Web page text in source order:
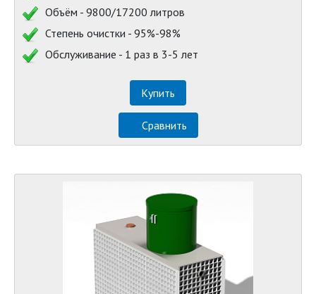
Объём - 9800/17200 литров
Степень очистки - 95%-98%
Обслуживание - 1 раз в 3-5 лет
Купить
Сравнить